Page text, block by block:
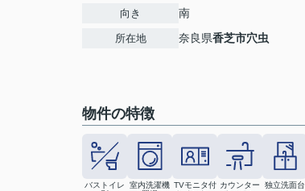
向き 南
所在地 奈良県香芝市穴虫
物件の特徴
バストイレ
室内洗濯機 TVモニタ付 カウンター
独立洗面台